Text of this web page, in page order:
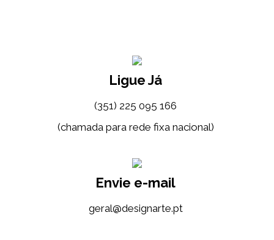
Ligue Já
(351) 225 095 166
(chamada para rede fixa nacional)
Envie e-mail
tp.etrangised@lareg